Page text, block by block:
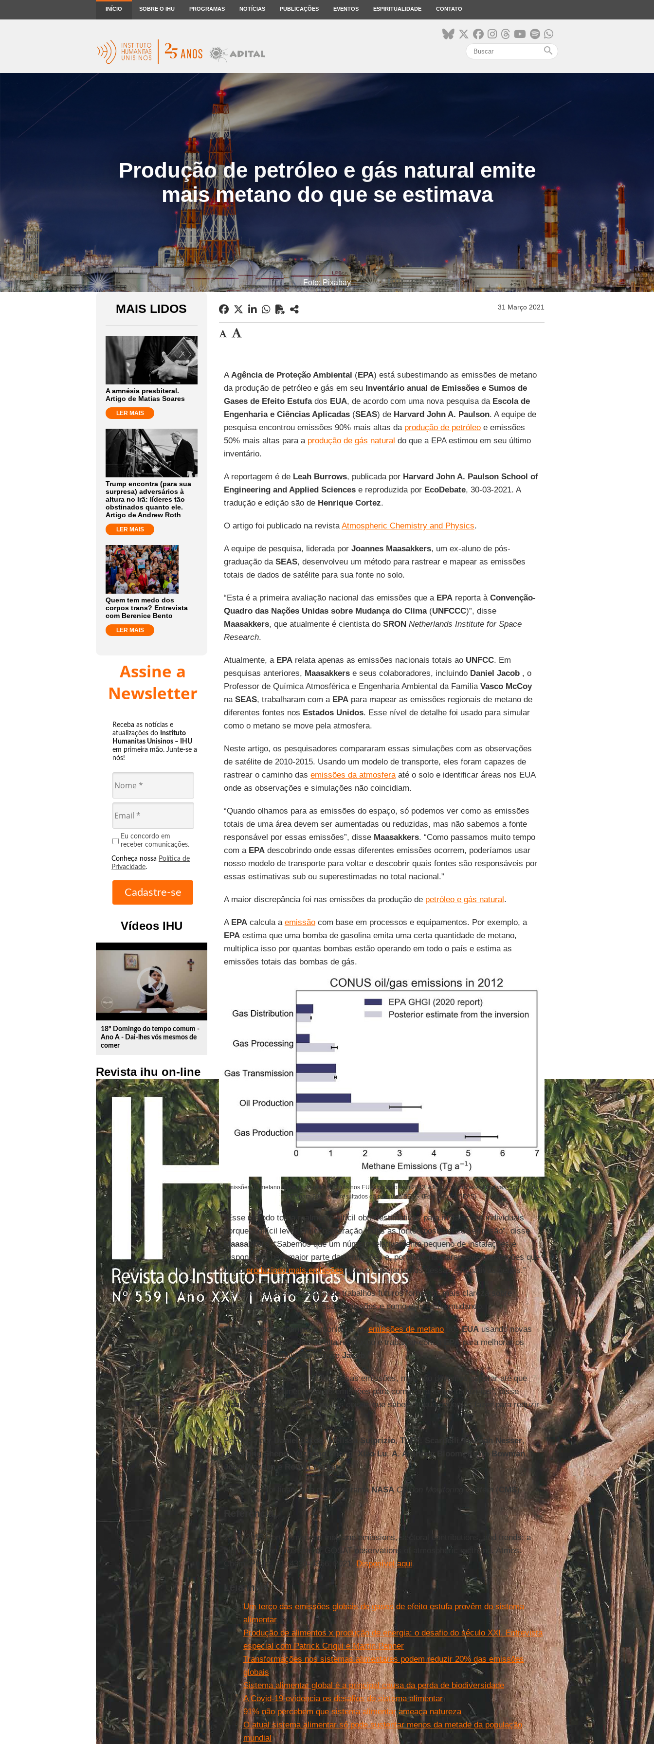
INÍCIO SOBRE O IHU PROGRAMAS NOTÍCIAS PUBLICAÇÕES EVENTOS ESPIRITUALIDADE CONTATO
search
Produção de petróleo e gás natural emite
mais metano do que se estimava
Foto: Pixabay
MAIS LIDOS
A amnésia presbiteral.
Artigo de Matias Soares
LER MAIS
Trump encontra (para sua
surpresa) adversários à
altura no Irã: líderes tão
obstinados quanto ele.
Artigo de Andrew Roth
LER MAIS
Quem tem medo dos
corpos trans? Entrevista
com Berenice Bento
LER MAIS
Assine a
Newsletter
Receba as notícias e
atualizações do Instituto
Humanitas Unisinos – IHU
em primeira mão. Junte-se a
nós!
Eu concordo em
receber comunicações.
Conheça nossa Política de
Privacidade.
Vídeos IHU
play_circle_outline
18º Domingo do tempo comum -
Ano A - Dai-lhes vós mesmos de
comer
Revista ihu on-line
31 Março 2021
AAgência de Proteção Ambiental (EPA) está subestimando as emissões de metano
da produção de petróleo e gás em seu Inventário anual de Emissões e Sumos de
Gases de Efeito Estufados EUA, de acordo com uma nova pesquisa da Escola de
Engenharia e Ciências Aplicadas(SEAS) de Harvard John A. Paulson. A equipe de
pesquisa encontrou emissões 90% mais altas da produção de petróleoe emissões
50% mais altas para a produção de gás natural do que a EPA estimou em seu último
inventário.
A reportagem é de Leah Burrows, publicada por Harvard John A. Paulson School of
Engineering and Applied Sciencese reproduzida por EcoDebate, 30-03-2021. A
tradução e edição são de Henrique Cortez.
O artigo foi publicado na revistaAtmospheric Chemistry and Physics.
A equipe de pesquisa, liderada por Joannes Maasakkers, um ex-aluno de pós-
graduação da SEAS, desenvolveu um método para rastrear e mapear as emissões
totais de dados de satélite para sua fonte no solo.
“Esta é a primeira avaliação nacional das emissões que a EPAreporta à Convenção-
Quadro das Nações Unidas sobre Mudança do Clima(UNFCCC)”, disse
Maasakkers, que atualmente é cientista do SRON Netherlands Institute for Space
Research.
Atualmente, a EPArelata apenas as emissões nacionais totais ao UNFCC. Em
pesquisas anteriores, Maasakkerse seus colaboradores, incluindo Daniel Jacob, o
Professor de Química Atmosférica e Engenharia Ambiental da Família Vasco McCoy
na SEAS, trabalharam com a EPApara mapear as emissões regionais de metano de
diferentes fontes nos Estados Unidos. Esse nível de detalhe foi usado para simular
como o metano se move pela atmosfera.
Neste artigo, os pesquisadores compararam essas simulações com as observações
de satélite de 2010-2015. Usando um modelo de transporte, eles foram capazes de
rastrear o caminho das emissões da atmosferaaté o solo e identificar áreas nos EUA
onde as observações e simulações não coincidiam.
“Quando olhamos para as emissões do espaço, só podemos ver como as emissões
totais de uma área devem ser aumentadas ou reduzidas, mas não sabemos a fonte
responsável por essas emissões”, disse Maasakkers. “Como passamos muito tempo
com a EPAdescobrindo onde essas diferentes emissões ocorrem, poderíamos usar
nosso modelo de transporte para voltar e descobrir quais fontes são responsáveis por
essas estimativas sub ou superestimadas no total nacional.”
A maior discrepância foi nas emissões da produção de petróleo e gás natural.
A EPAcalcula a emissãocom base em processos e equipamentos. Por exemplo, a
EPAestima que uma bomba de gasolina emita uma certa quantidade de metano,
multiplica isso por quantas bombas estão operando em todo o país e estima as
emissões totais das bombas de gás.
Emissões de metano do setor de petróleo / gás nos EUA contíguos em 2012. A figura mostra as estimativas originais da
EPA para 2012 e os resultados da pesquisa SEAS. (Foto: Gráfico/SEAS)
“Esse método torna realmente difícil obter estimativas para instalações individuais
porque é difícil levar em consideração todas as fontes possíveis de emissão”, disse
Maasakkers
. “Sabemos que um número relativamente pequeno de instalações é
responsável pela maior parte das emissões e, portanto, há claramente instalações que
estãoproduzindo mais emissõesdo que esperaríamos dessas estimativas gerais.”
Os pesquisadores esperam que trabalhos futuros forneçam mais clareza sobre
exatamente de onde vêm essas emissões e como elas estão mudando.
“Pretendemos continuar a monitorar as emissões de metanodosEUAusando novas
observações de satélite de alta resolução e trabalhar com a
EPApara melhorar os
inventários de emissões”, disseJacob
“É importante entender melhor essas emissões, mas não devemos esperar até que
entendamos totalmente essas emissões para começar a tentar reduzi-las”, disse
Maasakkers
. “Já existem muitas coisas que sabemos que podemos fazer para reduzir
as emissões.”
Pesquisa por Daniel Jacob ,Melissa Sulprizio,Tia R. Scarpelli ,Hannah Nesser,
Jianxiong Sheng, Yuzhong Zhang ,Xiao Lu,A. Anthony Bloom ,Kevin Bowman,
John Worden
Robert Parker.
A pesquisa foi financiada pelo programaNASA Carbon Monitoring System( CMS).
Referência
2010–2015 North American methane emissions, sectoral contributions, and trends: a
high-resolution inversion of GOSAT observations of atmospheric methane. Atmos.
Chem. Phys., 21, 4339–4356, 2021. Disponível aqui
Leia mais
Um terço das emissões globais de gases de efeito estufa provêm do sistema
alimentar
Produção de alimentos x produção de energia: o desafio do século XXI. Entrevista
especial com Patrick Criqui e Martin Penner
Transformações nos sistemas alimentares podem reduzir 20% das emissões
globais
Sistema alimentar global é a principal causa da perda de biodiversidade
A Covid-19 evidencia os desafios do sistema alimentar
91% não percebem que sistema alimentar ameaça natureza
O atual sistema alimentar só pode sustentar menos da metade da população
mundial